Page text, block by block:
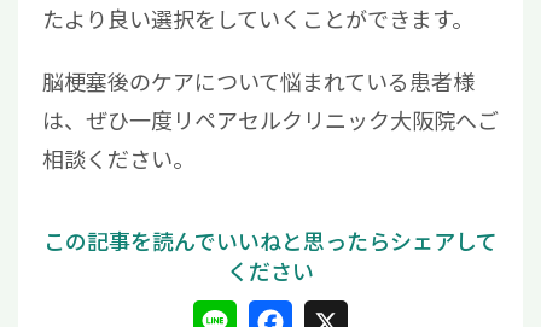
たより良い選択をしていくことができます。
脳梗塞後のケアについて悩まれている患者様
は、ぜひ一度リペアセルクリニック大阪院へご
相談ください。
L
F
X